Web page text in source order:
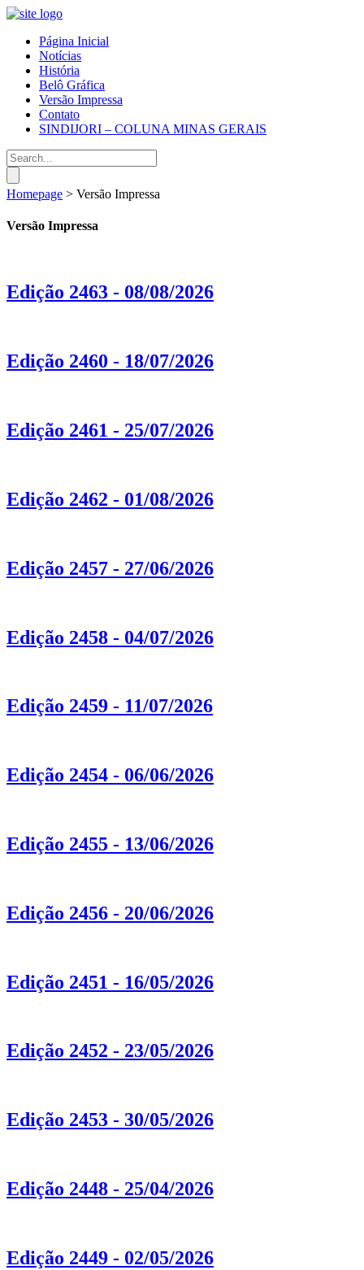
Página Inicial
Notícias
História
Belô Gráfica
Versão Impressa
Contato
SINDIJORI – COLUNA MINAS GERAIS
Homepage > Versão Impressa
Versão Impressa
Edição 2463 - 08/08/2026
Edição 2460 - 18/07/2026
Edição 2461 - 25/07/2026
Edição 2462 - 01/08/2026
Edição 2457 - 27/06/2026
Edição 2458 - 04/07/2026
Edição 2459 - 11/07/2026
Edição 2454 - 06/06/2026
Edição 2455 - 13/06/2026
Edição 2456 - 20/06/2026
Edição 2451 - 16/05/2026
Edição 2452 - 23/05/2026
Edição 2453 - 30/05/2026
Edição 2448 - 25/04/2026
Edição 2449 - 02/05/2026